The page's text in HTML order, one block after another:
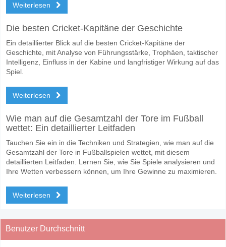
Weiterlesen
Die besten Cricket-Kapitäne der Geschichte
Ein detaillierter Blick auf die besten Cricket-Kapitäne der
Geschichte, mit Analyse von Führungsstärke, Trophäen, taktischer
Intelligenz, Einfluss in der Kabine und langfristiger Wirkung auf das
Spiel.
Weiterlesen
Wie man auf die Gesamtzahl der Tore im Fußball
wettet: Ein detaillierter Leitfaden
Tauchen Sie ein in die Techniken und Strategien, wie man auf die
Gesamtzahl der Tore in Fußballspielen wettet, mit diesem
detaillierten Leitfaden. Lernen Sie, wie Sie Spiele analysieren und
Ihre Wetten verbessern können, um Ihre Gewinne zu maximieren.
Weiterlesen
Benutzer Durchschnitt